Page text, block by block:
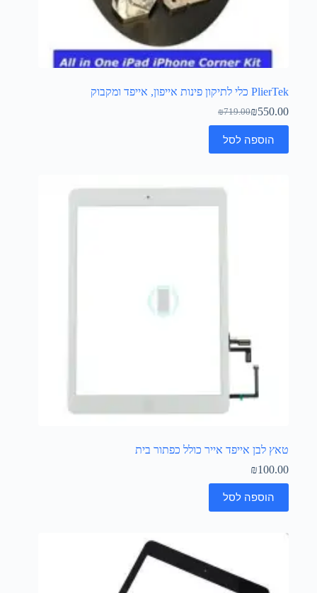
PlierTek כלי לתיקון פינות אייפון, אייפד ומקבוק
₪719.00₪550.00
הוספה לסל
טאץ לבן אייפד אייר כולל כפתור בית
₪100.00
הוספה לסל